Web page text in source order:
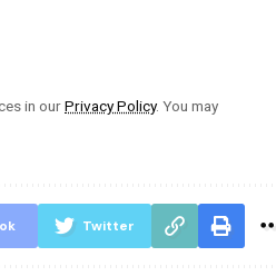
in ourPrivacy Policy. You may
Twitter